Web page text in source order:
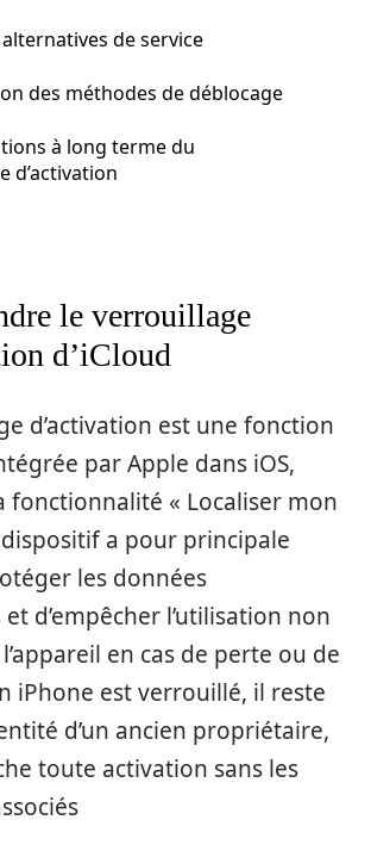
de service
des méthodes de déblocage
à long terme du
d’activation
le verrouillage
d’iCloud
d’activation est une fonction
par Apple dans iOS,
fonctionnalité « Localiser mon
dispositif a pour principale
les données
d’empêcher l’utilisation non
en cas de perte ou de
iPhone est verrouillé, il reste
d’un ancien propriétaire,
toute activation sans les